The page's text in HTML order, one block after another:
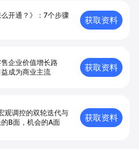
么开通？》：7个步骤
获取资料
售企业价值增长路
成为商业主流
获取资料
观调控的双轮迭代与
B面，机会的A面
获取资料